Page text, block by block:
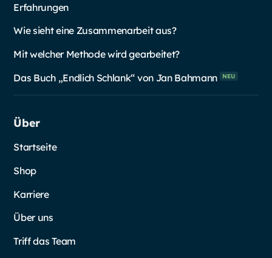
Erfahrungen
Wie sieht eine Zusammenarbeit aus?
Mit welcher Methode wird gearbeitet?
Das Buch „Endlich Schlank“ von Jan Bahmann NEU
Über
Startseite
Shop
Karriere
Über uns
Triff das Team